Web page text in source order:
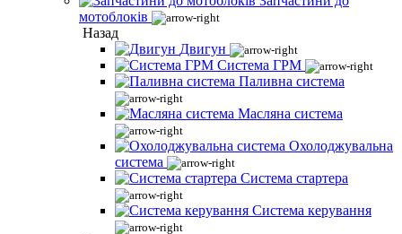
мотоблоків
Назад
Двигун
Система ГРМ
Паливна система
Масляна система
Охолоджувальна
система
Система стартера
Система керування